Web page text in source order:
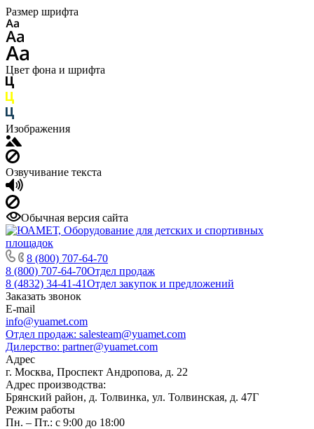
Размер шрифта
Цвет фона и шрифта
Изображения
Озвучивание текста
Обычная версия сайта
8 (800) 707-64-70
8 (800) 707-64-70Отдел продаж
8 (4832) 34-41-41Отдел закупок и предложений
Заказать звонок
E-mail
info@yuamet.com
Отдел продаж: salesteam@yuamet.com
Дилерство: partner@yuamet.com
Адрес
г. Москва, Проспект Андропова, д. 22
Адрес производства:
Брянский район, д. Толвинка, ул. Толвинская, д. 47Г
Режим работы
Пн. – Пт.: с 9:00 до 18:00